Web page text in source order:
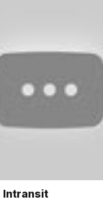
Intransit